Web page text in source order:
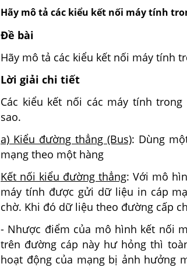
Hãy mô tả các kiểu kết nối máy tính
Đề bài
Hãy mô tả các kiểu kết nối máy tính
Lời giải chi tiết
Các kiểu kết nối các máy tính
sao.
a) Kiểu đường thẳng (Bus): Dùng
mạng theo một hàng
Kết nối kiểu đường thẳng: Với mô
máy tính được gửi dữ liệu in cáp
chờ. Khi đó dữ liệu theo đường cấp
- Nhược điểm của mô hình kết nối
trên đường cáp này hư hỏng thì
hoạt động của mạng bị ảnh hưởng